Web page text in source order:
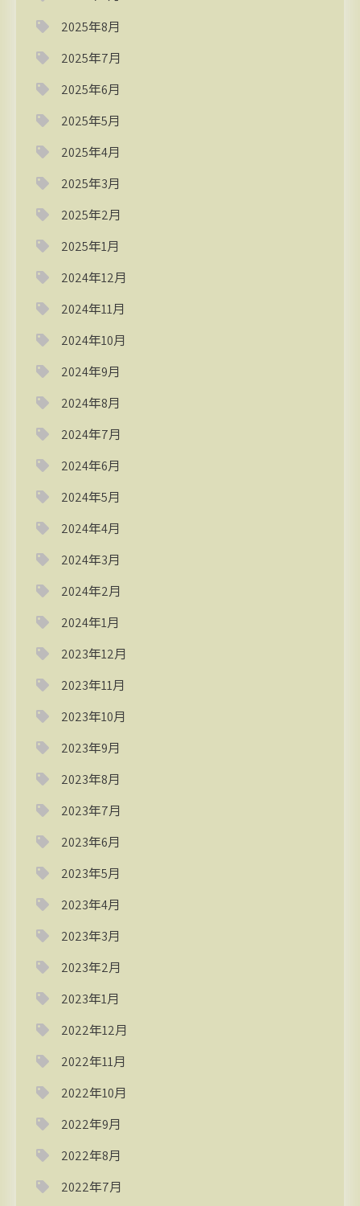
2025年8月
2025年7月
2025年6月
2025年5月
2025年4月
2025年3月
2025年2月
2025年1月
2024年12月
2024年11月
2024年10月
2024年9月
2024年8月
2024年7月
2024年6月
2024年5月
2024年4月
2024年3月
2024年2月
2024年1月
2023年12月
2023年11月
2023年10月
2023年9月
2023年8月
2023年7月
2023年6月
2023年5月
2023年4月
2023年3月
2023年2月
2023年1月
2022年12月
2022年11月
2022年10月
2022年9月
2022年8月
2022年7月